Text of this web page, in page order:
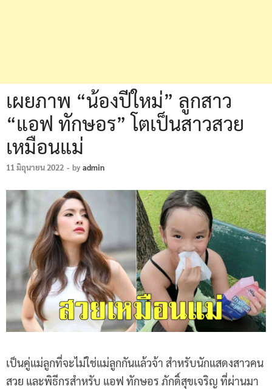
เผยภาพ “น้องปีใหม่” ลูกสาว
“แอฟ ทักษอร” โตเป็นสาวสวย
เหมือนแม่
11 มิถุนายน 2022 - byadmin
เป็นคู่แม่ลูกที่จะไม่ใช่แม่ลูกกันแล้วจ้า สำหรับนักแสดงสาวคน
สวย และพิธีกรสำหรับ แอฟ ทักษอร ภักดิ์สุขเจริญ ที่ผ่านมา